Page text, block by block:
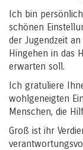
Ich bin
schönen
der Jugendzeit
Hingehen in das
erwarten soll.
Ich gratuliere
wohlgeneigten
Menschen, die
Groß ist ihr